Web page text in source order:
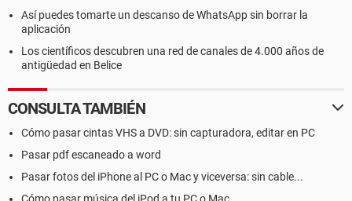
Así puedes tomarte un descanso de WhatsApp sin borrar la
aplicación
Los científicos descubren una red de canales de 4.000 años de
antigüedad en Belice
CONSULTA TAMBIÉN
Cómo pasar cintas VHS a DVD: sin capturadora, editar en PC
Pasar pdf escaneado a word
Pasar fotos del iPhone al PC o Mac y viceversa: sin cable...
Cómo pasar música del iPod a tu PC o Mac